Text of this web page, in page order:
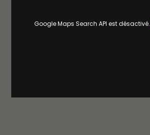
Google Maps Search API est désactivé.